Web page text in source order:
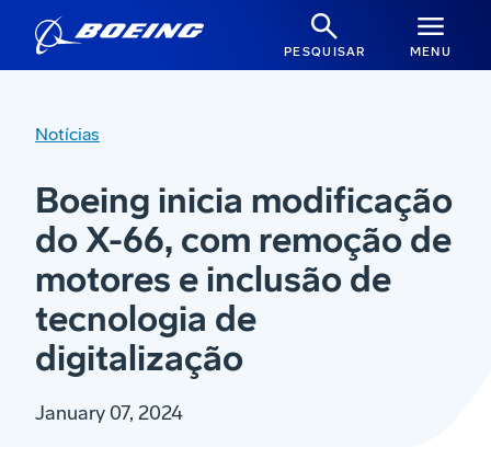
PESQUISAR MENU
Notícias
Boeing inicia modificação
do X-66, com remoção de
motores e inclusão de
tecnologia de
digitalização
January 07, 2024